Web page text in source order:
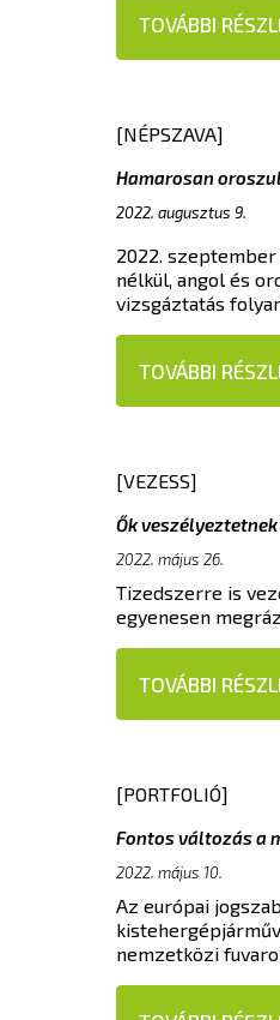
TOVÁBBI
[NÉPSZAVA]
Hamarosan
2022. augusztus 9.
2022.
nélkül, angol és
vizsgáztatás
TOVÁBBI
[VEZESS]
Ők
2022. május 26.
Tizedszerre is
egyenesen
TOVÁBBI
[PORTFOLIÓ]
Fontos változás a
2022. május 10.
Az európai
nemzetközi